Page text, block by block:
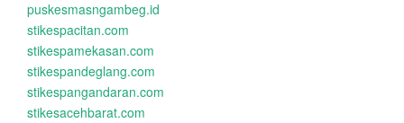
puskesmasngambeg.id
stikespacitan.com
stikespamekasan.com
stikespandeglang.com
stikespangandaran.com
stikesacehbarat.com